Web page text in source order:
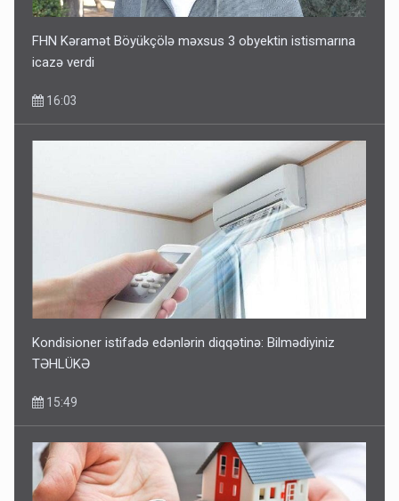
FHN Kəramət Böyükçölə məxsus 3 obyektin istismarına
icazə verdi
16:03
Kondisioner istifadə edənlərin diqqətinə: Bilmədiyiniz
TƏHLÜKƏ
15:49